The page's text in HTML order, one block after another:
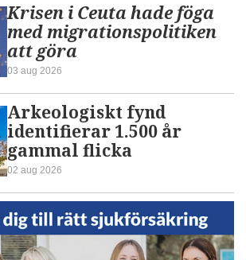
Krisen i Ceuta hade föga
med migrationspolitiken
att göra
03 aug 2026
Arkeologiskt fynd
identifierar 1.500 år
gammal flicka
02 aug 2026